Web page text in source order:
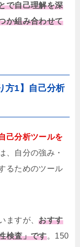
で自己理解を深
か組み合わせて
方1】自己分析
己分析ツールを
、自分の強み・
るためのツール
ますが、おすす
検査」です。150